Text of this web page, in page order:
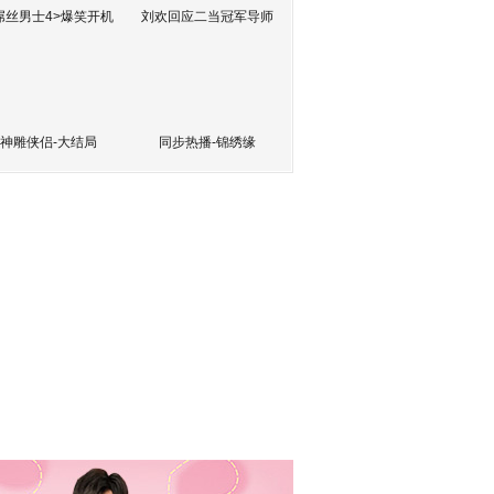
丝男士4>爆笑开机 刘欢回应二当冠军导师
神雕侠侣-大结局 同步热播-锦绣缘